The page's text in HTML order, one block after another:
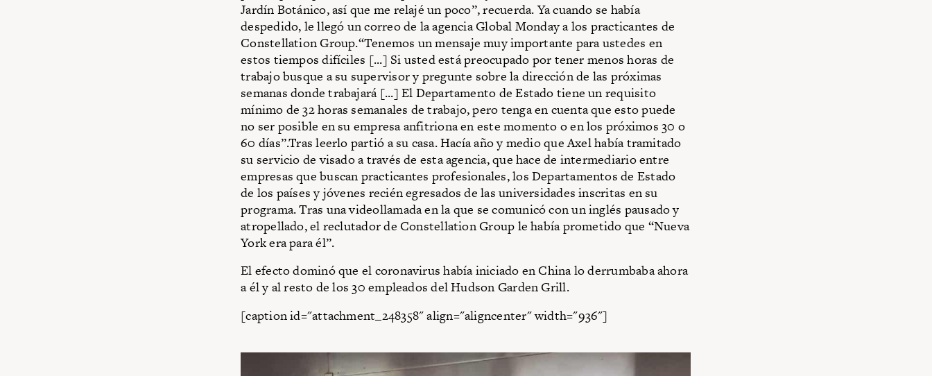
Jardín Botánico, así que me relajé un poco”, recuerda. Ya cuando se había
despedido, le llegó un correo de la agencia Global Monday a los practicantes de
Constellation Group.“Tenemos un mensaje muy importante para ustedes en
estos tiempos difíciles [...] Si usted está preocupado por tener menos horas de
trabajo busque a su supervisor y pregunte sobre la dirección de las próximas
semanas donde trabajará [...] El Departamento de Estado tiene un requisito
mínimo de 32 horas semanales de trabajo, pero tenga en cuenta que esto puede
no ser posible en su empresa anfitriona en este momento o en los próximos 30 o
60 días”.Tras leerlo partió a su casa. Hacía año y medio que Axel había tramitado
su servicio de visado a través de esta agencia, que hace de intermediario entre
empresas que buscan practicantes profesionales, los Departamentos de Estado
de los países y jóvenes recién egresados de las universidades inscritas en su
programa. Tras una videollamada en la que se comunicó con un inglés pausado y
atropellado, el reclutador de Constellation Group le había prometido que “Nueva
York era para él”.
El efecto dominó que el coronavirus había iniciado en China lo derrumbaba ahora
a él y al resto de los 30 empleados del Hudson Garden Grill.
[caption id="attachment_248358" align="aligncenter" width="936"]